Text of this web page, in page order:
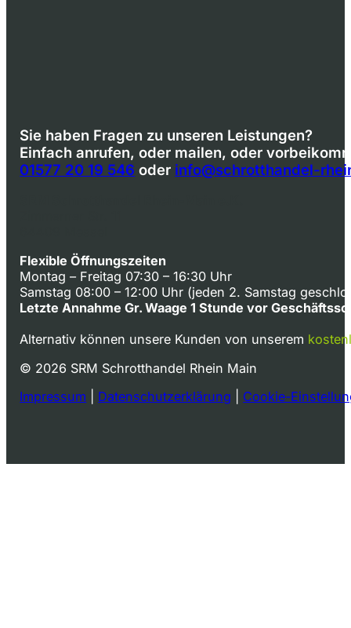
Sie haben Fragen zu unseren Leistungen?
Einfach anrufen, oder mailen, oder
01577 20 19 546 oder info@schrotthandel-
Flexible Öffnungszeiten
Montag – Freitag 07:30 – 16:30 Uhr
Samstag 08:00 – 12:00 Uhr (jeden 2. Samstag
Letzte Annahme Gr. Waage 1 Stunde vor
Alternativ können unsere Kunden von unserem
© 2026 SRM Schrotthandel Rhein Main
Impressum
Datenschutzerklärung Cookie-